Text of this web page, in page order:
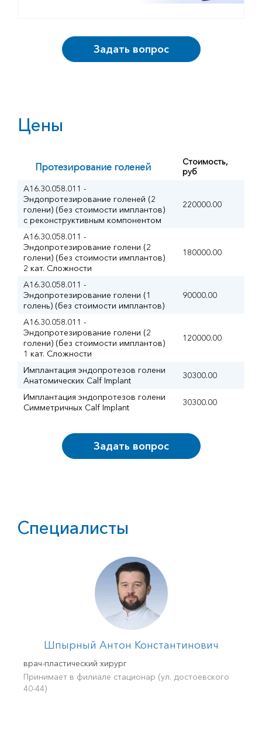
Задать вопрос
Цены
Протезирование голеней
Стоимость,
руб
A16.30.058.011 -
Эндопротезирование голеней (2
голени) (без стоимости имплантов)
с реконструктивным компонентом
220000.00
A16.30.058.011 -
Эндопротезирование голени (2
голени) (без стоимости имплантов)
2 кат. Сложности
180000.00
A16.30.058.011 -
Эндопротезирование голени (1
голень) (без стоимости имплантов)
90000.00
A16.30.058.011 -
Эндопротезирование голени (2
голени) (без стоимости имплантов)
1 кат. Сложности
120000.00
Имплантация эндопротезов голени
Анатомических Calf Implant
30300.00
Имплантация эндопротезов голени
Симметричных Calf Implant
30300.00
Задать вопрос
Специалисты
Шпырный Антон Константинович
врач-пластический хирург
Принимает в филиале стационар (ул. достоевского
40-44)